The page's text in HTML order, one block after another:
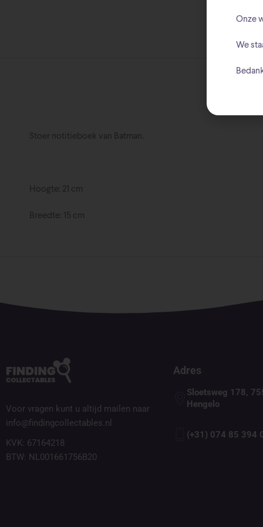
Stoer notitieboek van Batman.
Hoogte: 21 cm
Breedte: 15 cm
Voor vragen kunt u altijd mailen naar
info@findingcollectables.nl
KVK: 67164218
BTW: NL001661756B20
Adres
Sloetsweg 178,
Hengelo
(+31) 074 85 394
Onze
We